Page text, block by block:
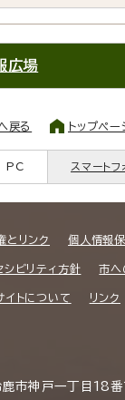
広場
戻る トップペ
PC スマートフ
とリンク 個人情報
シビリティ方針 市へ
イトについて リンク
市神戸一丁目18番